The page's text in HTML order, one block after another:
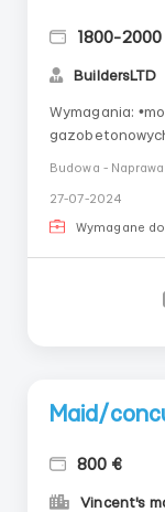
1800-
BuildersLTD
Wymagania:
Gdzie
Budowa -
27-07-2024
Wymagane
Maid/
800 €
Vincent's